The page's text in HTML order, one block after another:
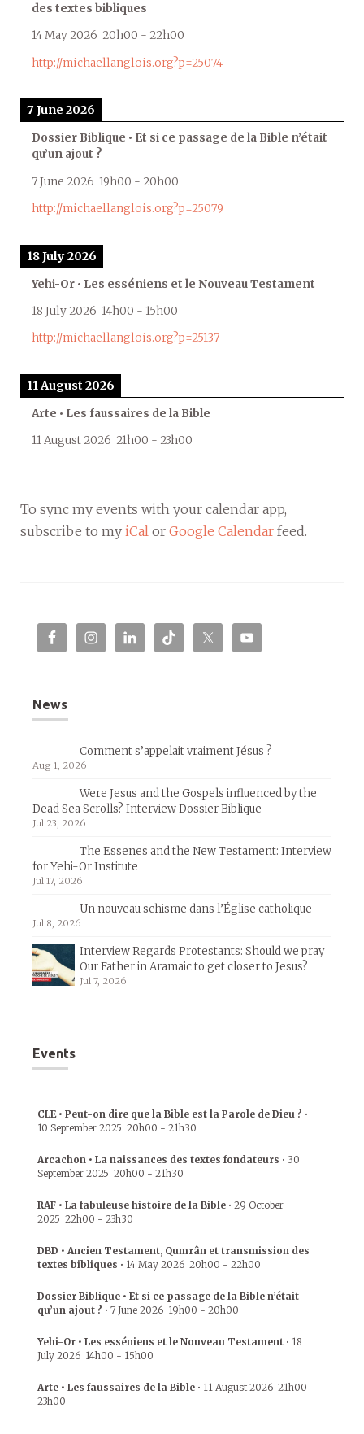
des textes bibliques
14 May 2026 20h00 - 22h00
http://michaellanglois.org?p=25074
7 June 2026
Dossier Biblique • Et si ce passage de la Bible n’était
qu’un ajout ?
7 June 2026 19h00 - 20h00
http://michaellanglois.org?p=25079
18 July 2026
Yehi-Or • Les esséniens et le Nouveau Testament
18 July 2026 14h00 - 15h00
http://michaellanglois.org?p=25137
11 August 2026
Arte • Les faussaires de la Bible
11 August 2026 21h00 - 23h00
To sync my events with your calendar app,
subscribe to my iCal or Google Calendar feed.
News
Comment s’appelait vraiment Jésus ?
Aug 1, 2026
Were Jesus and the Gospels influenced by the
Dead Sea Scrolls? Interview Dossier Biblique
Jul 23, 2026
The Essenes and the New Testament: Interview
for Yehi-Or Institute
Jul 17, 2026
Un nouveau schisme dans l’Église catholique
Jul 8, 2026
Interview Regards Protestants: Should we pray
Our Father in Aramaic to get closer to Jesus?
Jul 7, 2026
Events
CLE • Peut-on dire que la Bible est la Parole de Dieu ? •
10 September 2025 20h00 - 21h30
Arcachon • La naissances des textes fondateurs • 30
September 2025 20h00 - 21h30
RAF • La fabuleuse histoire de la Bible • 29 October
2025 22h00 - 23h30
DBD • Ancien Testament, Qumrân et transmission des
textes bibliques • 14 May 2026 20h00 - 22h00
Dossier Biblique • Et si ce passage de la Bible n’était
qu’un ajout ? • 7 June 2026 19h00 - 20h00
Yehi-Or • Les esséniens et le Nouveau Testament • 18
July 2026 14h00 - 15h00
Arte • Les faussaires de la Bible • 11 August 2026 21h00 -
23h00